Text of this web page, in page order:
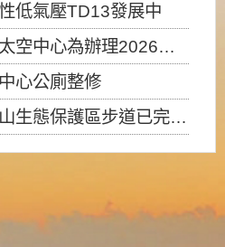
低氣壓TD13發展中
2026台灣盃火箭競賽，陸、海、空域警戒及協調相關事宜，因颱風備案事宜
心公廁整修
已完成修復，自115年7月13日（星期一）起恢復開放入園，歡迎民眾依規定申請入園....